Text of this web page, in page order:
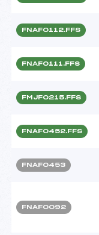
FNAF0112.FFS
FNAF0111.FFS
FMJF0215.FFS
FNAF0452.FFS
FNAF0453
FNAF0092